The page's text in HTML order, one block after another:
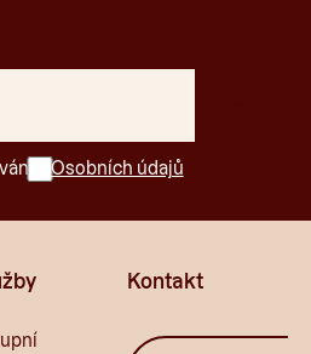
Osobních údajů
Kontakt